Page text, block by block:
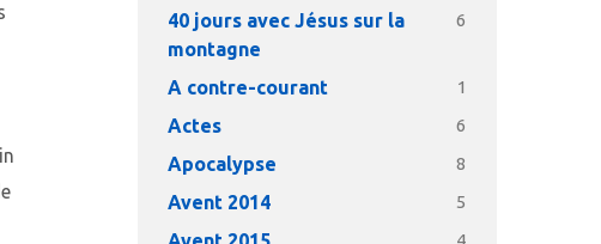
40 jours avec Jésus sur la
montagne
6
A contre-courant 1
Actes 6
Apocalypse 8
Avent 2014 5
4